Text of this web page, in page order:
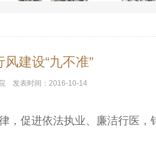
建设“九不准”
发表时间： 2016-10-14
，促进依法执业、廉洁行医，